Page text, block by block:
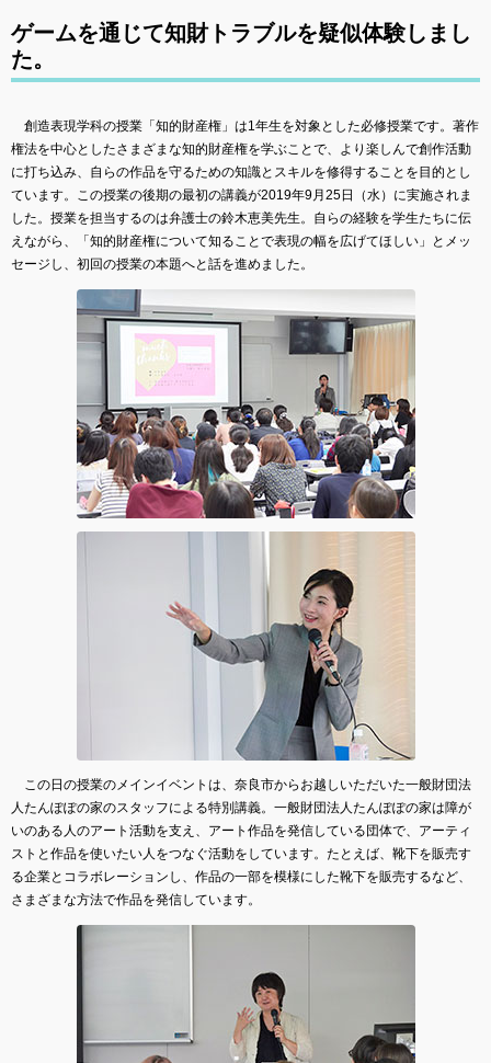
ゲームを通じて知財トラブルを疑似体験しまし
た。
創造表現学科の授業「知的財産権」は1年生を対象とした必修授業です。著作
権法を中心としたさまざまな知的財産権を学ぶことで、より楽しんで創作活動
に打ち込み、自らの作品を守るための知識とスキルを修得することを目的とし
ています。この授業の後期の最初の講義が2019年9月25日（水）に実施されま
した。授業を担当するのは弁護士の鈴木恵美先生。自らの経験を学生たちに伝
えながら、「知的財産権について知ることで表現の幅を広げてほしい」とメッ
セージし、初回の授業の本題へと話を進めました。
この日の授業のメインイベントは、奈良市からお越しいただいた一般財団法
人たんぽぽの家のスタッフによる特別講義。一般財団法人たんぽぽの家は障が
いのある人のアート活動を支え、アート作品を発信している団体で、アーティ
ストと作品を使いたい人をつなぐ活動をしています。たとえば、靴下を販売す
る企業とコラボレーションし、作品の一部を模様にした靴下を販売するなど、
さまざまな方法で作品を発信しています。